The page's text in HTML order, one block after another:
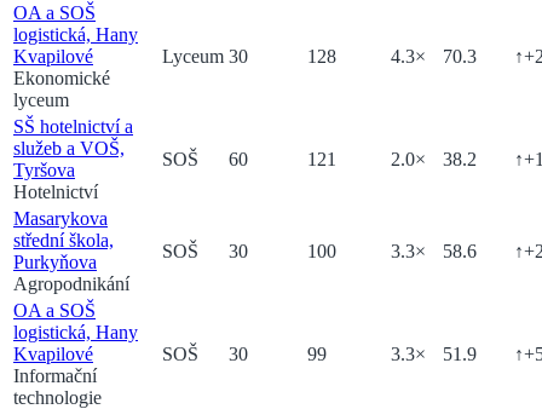
OA a SOŠ
logistická, Hany
Kvapilové
Ekonomické
lyceum
Lyceum 30 128 4.3× 70.3 ↑+
SŠ hotelnictví a
služeb a VOŠ,
Tyršova
Hotelnictví
SOŠ 60 121 2.0× 38.2 ↑+
Masarykova
střední škola,
Purkyňova
Agropodnikání
SOŠ 30 100 3.3× 58.6 ↑+
OA a SOŠ
logistická, Hany
Kvapilové
Informační
technologie
SOŠ 30 99 3.3× 51.9 ↑+